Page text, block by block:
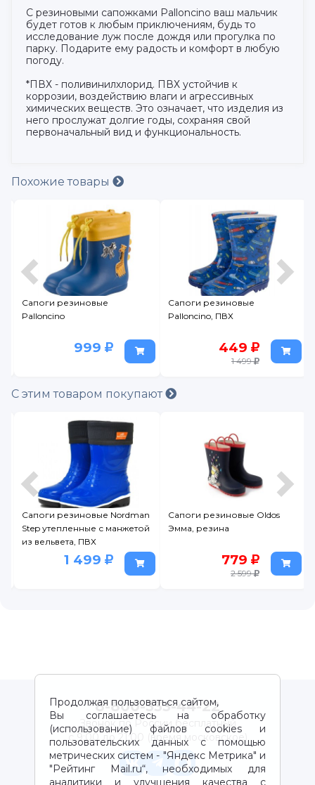
С резиновыми сапожками Palloncino ваш мальчик
будет готов к любым приключениям, будь то
исследование луж после дождя или прогулка по
парку. Подарите ему радость и комфорт в любую
погоду.
*ПВХ - поливинилхлорид. ПВХ устойчив к
коррозии, воздействию влаги и агрессивных
химических веществ. Это означает, что изделия из
него прослужат долгие годы, сохраняя свой
первоначальный вид и функциональность.
Похожие товары
Сапоги резиновые
Palloncino
999
Сапоги резиновые
Palloncino, ПВХ
449
1 499
С этим товаром покупают
Сапоги резиновые Nordman
Step утепленные с манжетой
из вельвета, ПВХ
1 499
Сапоги резиновые Oldos
Эмма, резина
779
2 599
Продолжая пользоваться сайтом,
Вы соглашаетесь на обработку
(использование) файлов cookies и
пользовательских данных с помощью
метрических систем - "Яндекс Метрика" и
"Рейтинг Mail.ru“, необходимых для
аналитики и улучшения качества с
8-800-333-44-22
Звонок по России бесплатный
с 9:00 до 21:00 (время московское)